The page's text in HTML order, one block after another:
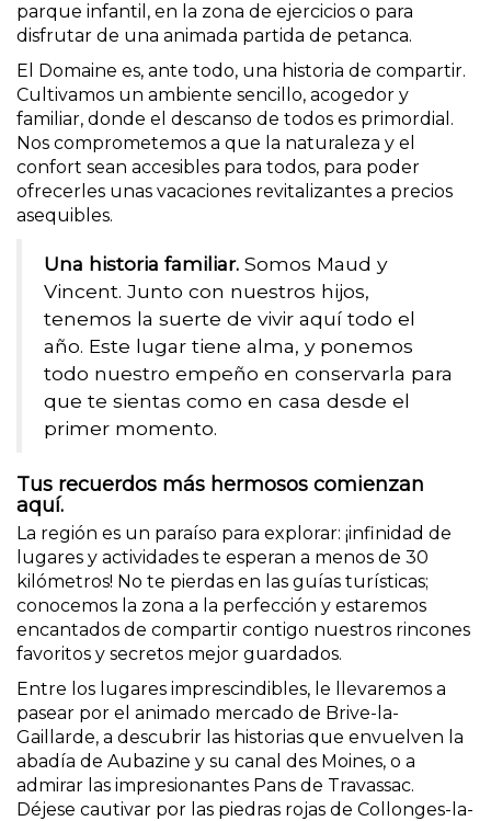
parque infantil, en la zona de ejercicios o para
disfrutar de una animada partida de petanca.
El Domaine es, ante todo, una historia de compartir.
Cultivamos un ambiente sencillo, acogedor y
familiar, donde el descanso de todos es primordial.
Nos comprometemos a que la naturaleza y el
confort sean accesibles para todos, para poder
ofrecerles unas vacaciones revitalizantes a precios
asequibles.
Una historia familiar. Somos Maud y
Vincent. Junto con nuestros hijos,
tenemos la suerte de vivir aquí todo el
año. Este lugar tiene alma, y ponemos
todo nuestro empeño en conservarla para
que te sientas como en casa desde el
primer momento.
Tus recuerdos más hermosos comienzan
aquí.
La región es un paraíso para explorar: ¡infinidad de
lugares y actividades te esperan a menos de 30
kilómetros! No te pierdas en las guías turísticas;
conocemos la zona a la perfección y estaremos
encantados de compartir contigo nuestros rincones
favoritos y secretos mejor guardados.
Entre los lugares imprescindibles, le llevaremos a
pasear por el animado mercado de Brive-la-
Gaillarde, a descubrir las historias que envuelven la
abadía de Aubazine y su canal des Moines, o a
admirar las impresionantes Pans de Travassac.
Déjese cautivar por las piedras rojas de Collonges-la-